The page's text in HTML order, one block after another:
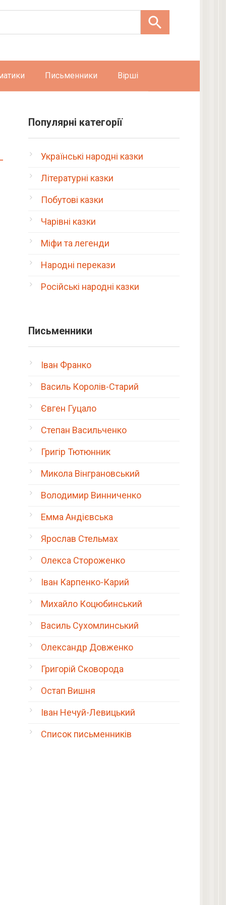
Письменники Вірші
Популярні категорії
Українські народні казки
Літературні казки
Побутові казки
Чарівні казки
Міфи та легенди
Народні перекази
Російські народні казки
Письменники
Іван Франко
Василь Королів-Старий
Євген Гуцало
Степан Васильченко
Григір Тютюнник
Микола Вінграновський
Володимир Винниченко
Емма Андієвська
Ярослав Стельмах
Олекса Стороженко
Іван Карпенко-Карий
Михайло Коцюбинський
Василь Сухомлинський
Олександр Довженко
Григорій Сковорода
Остап Вишня
Іван Нечуй-Левицький
Список письменників